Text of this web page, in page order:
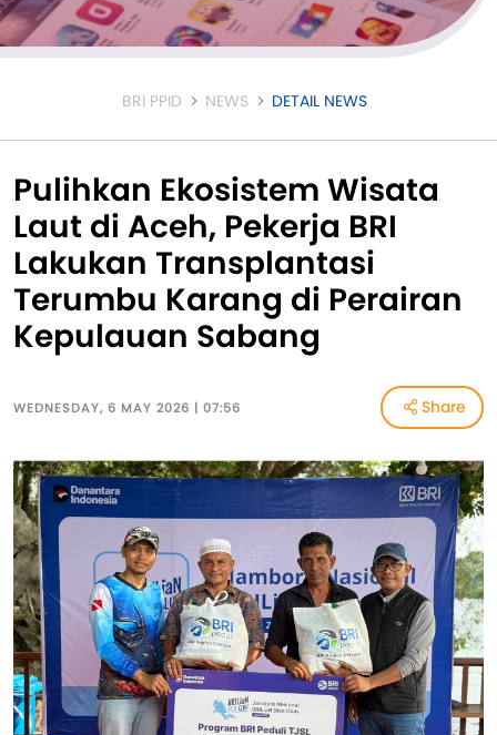
BRI PPID NEWS DETAIL NEWS
Pulihkan Ekosistem Wisata
Laut di Aceh, Pekerja BRI
Lakukan Transplantasi
Terumbu Karang di Perairan
Kepulauan Sabang
WEDNESDAY, 6 MAY 2026 | 07:56 Share